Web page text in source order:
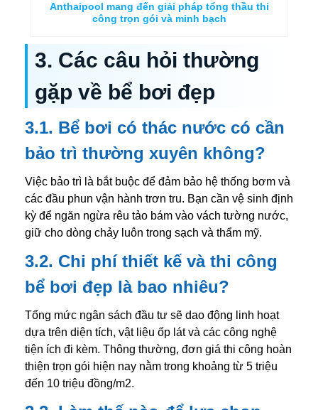
Anthaipool mang đến giải pháp tổng thầu thi
công trọn gói và minh bạch
3. Các câu hỏi thường
gặp về bể bơi đẹp
3.1. Bể bơi có thác nước có cần
bảo trì thường xuyên không?
Việc bảo trì là bắt buộc để đảm bảo hệ thống bơm và
các đầu phun vận hành trơn tru. Bạn cần vệ sinh định
kỳ để ngăn ngừa rêu tảo bám vào vách tường nước,
giữ cho dòng chảy luôn trong sạch và thẩm mỹ.
3.2. Chi phí thiết kế và thi công
bể bơi đẹp là bao nhiêu?
Tổng mức ngân sách đầu tư sẽ dao động linh hoạt
dựa trên diện tích, vật liệu ốp lát và các công nghệ
tiện ích đi kèm. Thông thường, đơn giá thi công hoàn
thiện trọn gói hiện nay nằm trong khoảng từ 5 triệu
đến 10 triệu đồng/m2.